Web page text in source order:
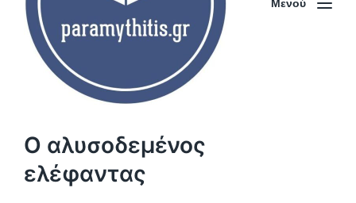
Μενού
Ο αλυσοδεμένος
ελέφαντας